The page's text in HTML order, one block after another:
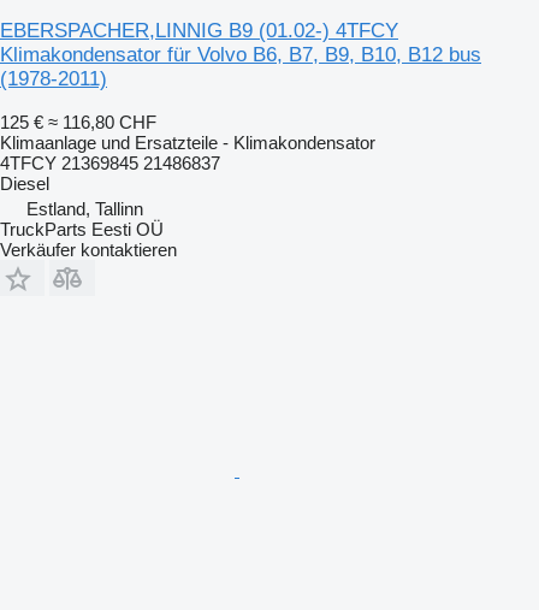
EBERSPACHER,LINNIG B9 (01.02-) 4TFCY
Klimakondensator für Volvo B6, B7, B9, B10, B12 bus
(1978-2011)
125 € ≈ 116,80 CHF
Klimaanlage und Ersatzteile - Klimakondensator
4TFCY 21369845 21486837
Diesel
Estland, Tallinn
TruckParts Eesti OÜ
Verkäufer kontaktieren